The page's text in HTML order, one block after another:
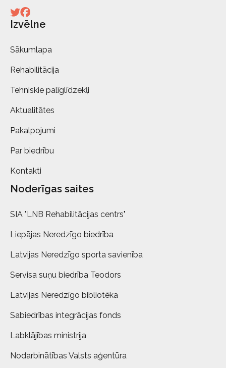
Izvēlne
Sākumlapa
Rehabilitācija
Tehniskie palīglīdzekļi
Aktualitātes
Pakalpojumi
Par biedrību
Kontakti
Noderīgas saites
SIA "LNB Rehabilitācijas centrs"
Liepājas Neredzīgo biedrība
Latvijas Neredzīgo sporta savienība
Servisa suņu biedrība Teodors
Latvijas Neredzīgo bibliotēka
Sabiedrības integrācijas fonds
Labklājības ministrija
Nodarbinātības Valsts aģentūra